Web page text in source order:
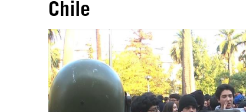
Instagram como:
Chile